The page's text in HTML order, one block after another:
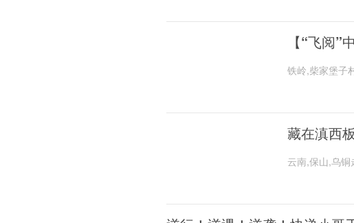
【“飞阅
铁岭,柴家堡子
藏在滇西
云南,保山,乌铜